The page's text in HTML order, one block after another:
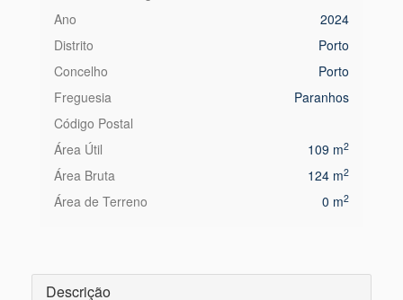
Ano
2024
Distrito
Porto
Concelho
Porto
Freguesia
Paranhos
Código Postal
Área Útil
109 m2
Área Bruta 124 m2
Área de Terreno 0 m2
Descrição